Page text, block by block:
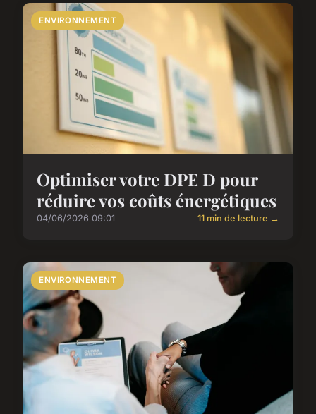
ENVIRONNEMENT
Optimiser votre DPE D pour
réduire vos coûts énergétiques
04/06/2026 09:01 11 min de lecture →
ENVIRONNEMENT